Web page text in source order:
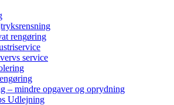
rengøring
service
– mindre opgaver og oprydning
Udlejning